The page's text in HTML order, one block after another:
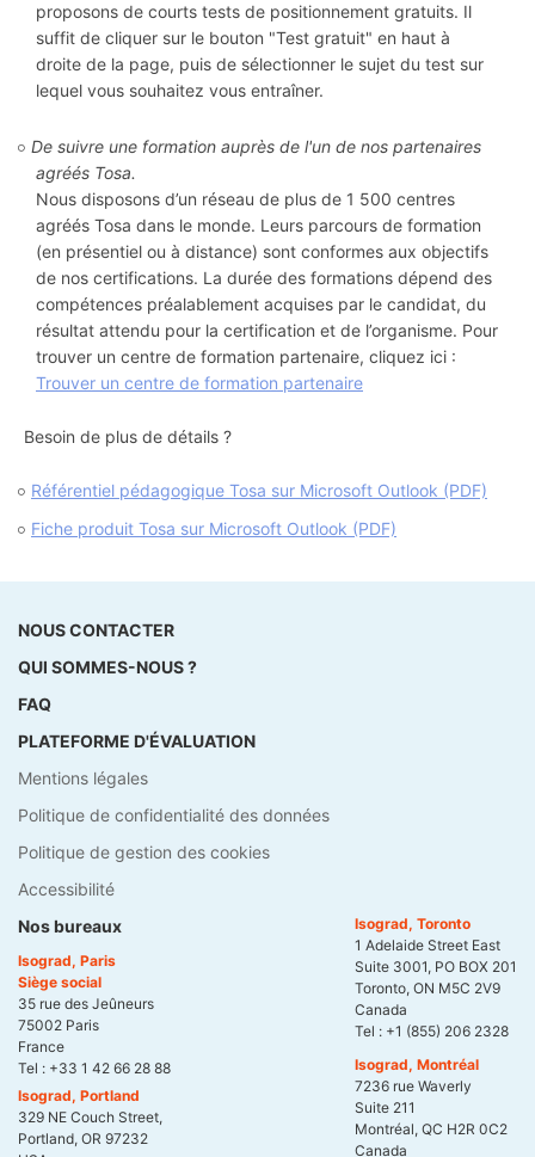
proposons de courts tests de positionnement gratuits. Il
suffit de cliquer sur le bouton "Test gratuit" en haut à
droite de la page, puis de sélectionner le sujet du test sur
lequel vous souhaitez vous entraîner.
De suivre une formation auprès de l'un de nos partenaires
agréés Tosa.
Nous disposons d’un réseau de plus de 1 500 centres
agréés Tosa dans le monde. Leurs parcours de formation
(en présentiel ou à distance) sont conformes aux objectifs
de nos certifications. La durée des formations dépend des
compétences préalablement acquises par le candidat, du
résultat attendu pour la certification et de l’organisme. Pour
trouver un centre de formation partenaire, cliquez ici :
Trouver un centre de formation partenaire
Besoin de plus de détails ?
Référentiel pédagogique Tosa sur Microsoft Outlook (PDF)
Fiche produit Tosa sur Microsoft Outlook (PDF)
NOUS CONTACTER
QUI SOMMES-NOUS ?
FAQ
PLATEFORME D'ÉVALUATION
Mentions légales
Politique de confidentialité des données
Politique de gestion des cookies
Accessibilité
Nos bureaux
Isograd, Paris
Siège social
35 rue des Jeûneurs
75002 Paris
France
Tel : +33 1 42 66 28 88
Isograd, Portland
329 NE Couch Street,
Portland, OR 97232
Isograd, Toronto
1 Adelaide Street East
Suite 3001, PO BOX 201
Toronto, ON M5C 2V9
Canada
Tel : +1 (855) 206 2328
Isograd, Montréal
7236 rue Waverly
Suite 211
Montréal, QC H2R 0C2
Canada